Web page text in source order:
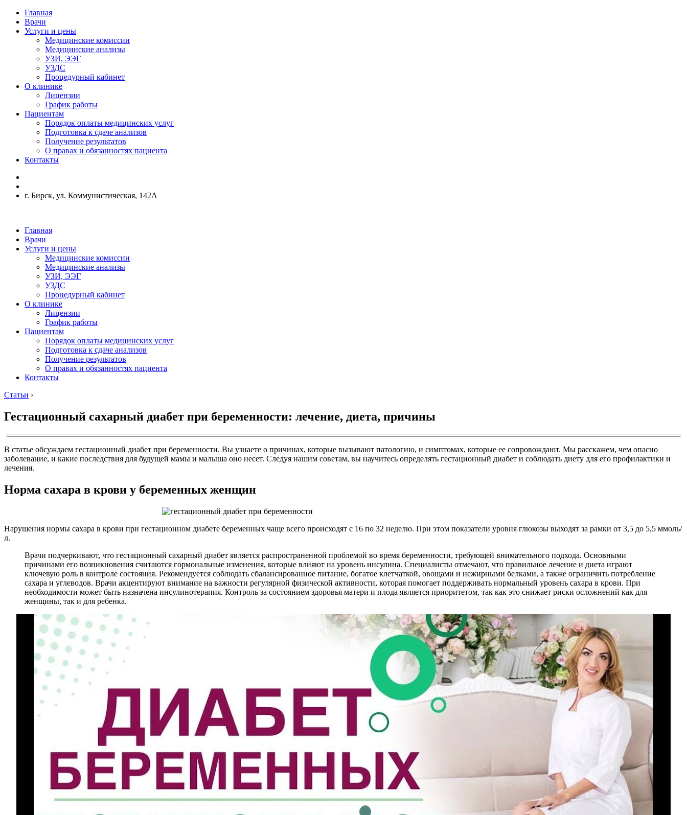
Главная
Врачи
Услуги и цены
Медицинские комиссии
Медицинские анализы
УЗИ, ЭЭГ
УЗДС
Процедурный кабинет
О клинике
Лицензии
График работы
Пациентам
Порядок оплаты медицинских услуг
Подготовка к сдаче анализов
Получение результатов
О правах и обязанностях пациента
Контакты
г. Бирск, ул. Коммунистическая, 142А
Главная
Врачи
Услуги и цены
Медицинские комиссии
Медицинские анализы
УЗИ, ЭЭГ
УЗДС
Процедурный кабинет
О клинике
Лицензии
График работы
Пациентам
Порядок оплаты медицинских услуг
Подготовка к сдаче анализов
Получение результатов
О правах и обязанностях пациента
Контакты
Статьи ›
Гестационный сахарный диабет при беременности: лечение, диета, причины
В статье обсуждаем гестационный диабет при беременности. Вы узнаете о причинах, которые вызывают патологию, и симптомах, которые ее сопровождают. Мы расскажем, чем опасно
заболевание, и какие последствия для будущей мамы и малыша оно несет. Следуя нашим советам, вы научитесь определять гестационный диабет и соблюдать диету для его профилактики и
лечения.
Норма сахара в крови у беременных женщин
Нарушения нормы сахара в крови при гестационном диабете беременных чаще всего происходят с 16 по 32 неделю. При этом показатели уровня глюкозы выходят за рамки от 3,5 до 5,5 ммоль/
л.
Врачи подчеркивают, что гестационный сахарный диабет является распространенной проблемой во время беременности, требующей внимательного подхода. Основными
причинами его возникновения считаются гормональные изменения, которые влияют на уровень инсулина. Специалисты отмечают, что правильное лечение и диета играют
ключевую роль в контроле состояния. Рекомендуется соблюдать сбалансированное питание, богатое клетчаткой, овощами и нежирными белками, а также ограничить потребление
сахара и углеводов. Врачи акцентируют внимание на важности регулярной физической активности, которая помогает поддерживать нормальный уровень сахара в крови. При
необходимости может быть назначена инсулинотерапия. Контроль за состоянием здоровья матери и плода является приоритетом, так как это снижает риски осложнений как для
женщины, так и для ребенка.